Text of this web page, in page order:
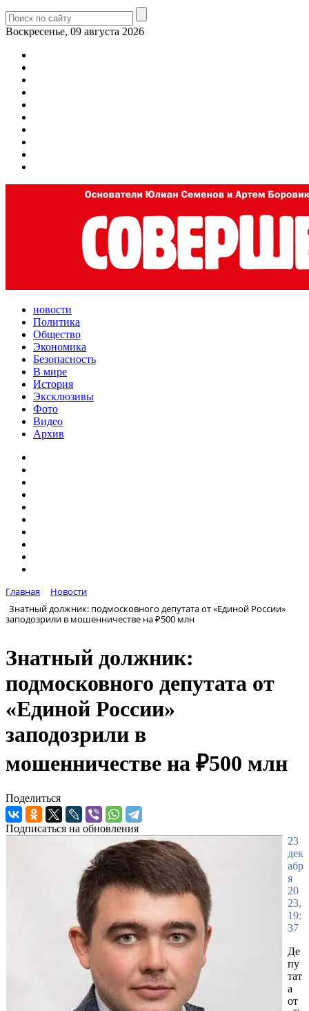
Воскресенье, 09 августа 2026
новости
Политика
Общество
Экономика
Безопасность
В мире
История
Эксклюзивы
Фото
Видео
Архив
Главная
Новости
Знатный должник: подмосковного депутата от «Единой России»
заподозрили в мошенничестве на ₽500 млн
Знатный должник:
подмосковного депутата от
«Единой России»
заподозрили в
мошенничестве на ₽500 млн
Поделиться
Подписаться на обновления
23
дек
абр
я
20
23,
19:
37
Де
пу
тат
а
от